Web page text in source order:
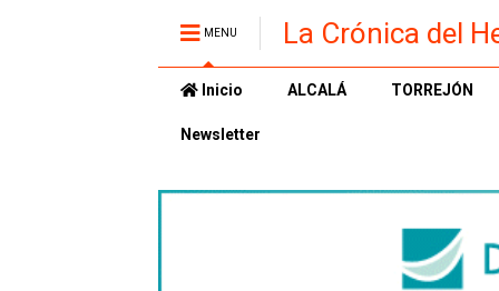
MENU La Crónica del
Inicio ALCALÁ TORREJÓN
Newsletter